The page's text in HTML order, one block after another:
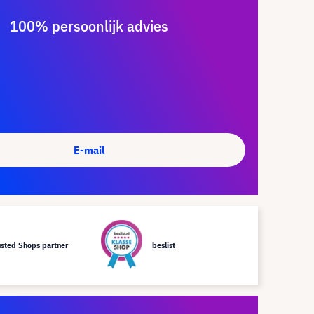
100% persoonlijk advies
E-mail
Shops partner beslist